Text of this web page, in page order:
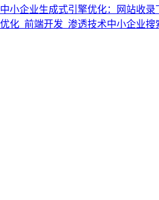
中小企业生成式引擎优化：网站收录
中小企业搜